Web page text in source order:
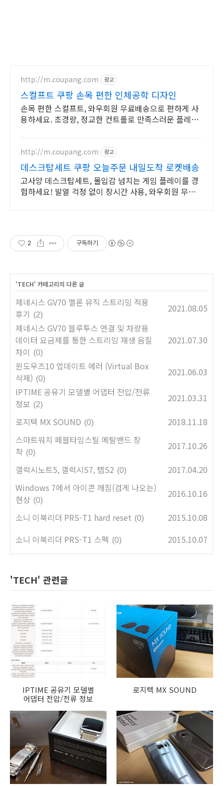
http://m.coupang.com 광고
스컬프트 쿠팡 손목 편한 인체공학 디자인
손목 편한 스컬프트, 와우회원 무료배송으로 편하게 사
용하세요. 초경량, 정교한 컨트롤로 만족스러운 플레이
http://m.coupang.com 광고
데스크탑세트 쿠팡 오늘주문 내일도착 로켓배송
고사양 데스크탑세트, 몰입감 넘치는 게임 플레이를 경
험하세요! 발열 걱정 없이 장시간 사용, 와우회원 무료
2 구독하기
'TECH' 카테고리의 다른 글
제네시스 GV70 멜론 뮤직 스트리밍 적용
후기 (2)
2021.08.05
제네시스 GV70 블루투스 연결 및 차량용
데이터 요금제를 통한 스트리밍 재생 음질
차이 (0)
2021.07.30
윈도우즈10 업데이트 에러 (Virtual Box
삭제) (0)
2021.06.03
IPTIME 공유기 모델별 어댑터 전압/전류
정보 (2)
2021.03.31
로지텍 MX SOUND (0)
2018.11.18
스마트워치 페블타임스틸 메탈밴드 장
착 (0)
2017.10.26
갤럭시노트5, 갤럭시S7, 탭S2 (0)
2017.04.20
Windows 7에서 아이콘 깨짐(검게 나오는)
현상 (0)
2016.10.16
소니 이북리더 PRS-T1 hard reset (0)
2015.10.08
소니 이북리더 PRS-T1 스펙 (0) 2015.10.07
'TECH' 관련글
IPTIME 공유기 모델별
어댑터 전압/전류 정보
로지텍 MX SOUND